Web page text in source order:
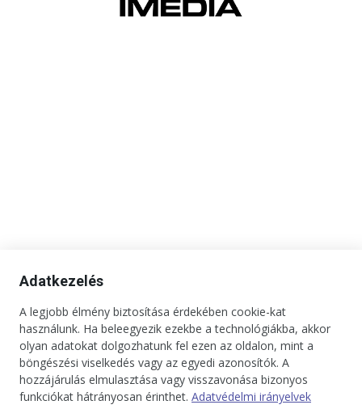
Kapcsolat Impresszum Médiaajánlat
Jogi tudnivalók
Adatkezelési tájékoztató
Copyright © 2025. Minden jog fenntartva. onBRANDS
Adatkezelés
A legjobb élmény biztosítása érdekében cookie-kat
használunk. Ha beleegyezik ezekbe a technológiákba, akkor
olyan adatokat dolgozhatunk fel ezen az oldalon, mint a
böngészési viselkedés vagy az egyedi azonosítók. A
hozzájárulás elmulasztása vagy visszavonása bizonyos
funkciókat hátrányosan érinthet. Adatvédelmi irányelvek